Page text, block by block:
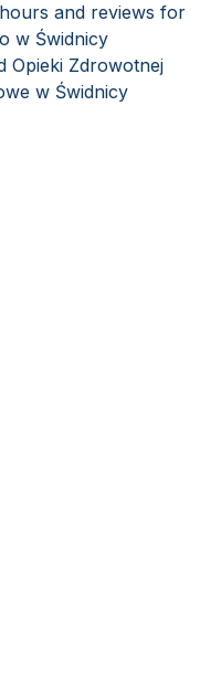
and reviews for
w Świdnicy
Opieki Zdrowotnej
w Świdnicy